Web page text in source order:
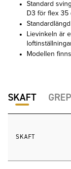
Standard
D3 för flex 35
Lievinkeln är
Modellen
SKAFT
SKAFT